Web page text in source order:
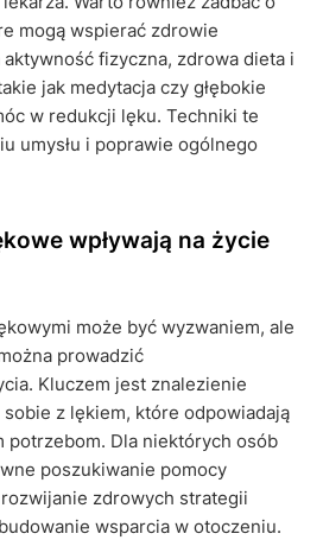
mogą wspierać zdrowie
fizyczna, zdrowa dieta i
jak medytacja czy głębokie
w redukcji lęku. Techniki te
umysłu i poprawie ogólnego
wpływają na życie
może być wyzwaniem, ale
prowadzić
Kluczem jest znalezienie
z lękiem, które odpowiadają
potrzebom. Dla niektórych osób
poszukiwanie pomocy
zdrowych strategii
wsparcia w otoczeniu.